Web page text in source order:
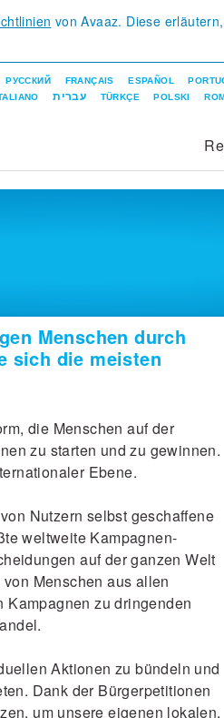
von Avaaz. Diese
РУССКИЙ FRANÇAIS ESPAÑOL
עברית TÜRKÇE POLSKI
Menschen durch
sich die meisten
die Menschen auf der
zu starten und zu gewinnen.
Ebene.
Nutzern selbst geschaffene
weltweite Kampagnen-
auf der ganzen Welt
Menschen aus allen
zu dringenden
Aktionen zu bündeln und
Dank der Bürgerpetitionen
um unsere eigenen lokalen,